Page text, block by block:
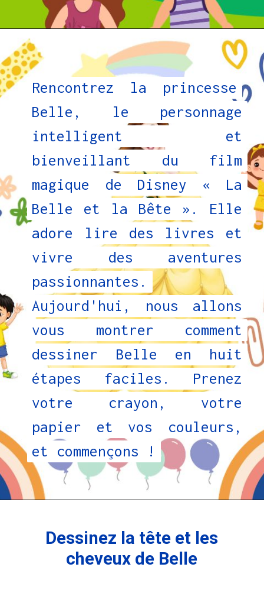
Rencontrez la princesse
Belle, le personnage
intelligent et
bienveillant du film
magique de Disney « La
Belle et la Bête ». Elle
adore lire des livres et
vivre des aventures
passionnantes.
Aujourd'hui, nous allons
vous montrer comment
dessiner Belle en huit
étapes faciles. Prenez
votre crayon, votre
papier et vos couleurs,
et commençons !
Rencontrez la princesse
Belle, le personnage
intelligent et
bienveillant du film
magique de Disney « La
Belle et la Bête ». Elle
adore lire des livres et
vivre des aventures
passionnantes.
Aujourd'hui, nous allons
vous montrer comment
dessiner Belle en huit
étapes faciles. Prenez
votre crayon, votre
papier et vos couleurs,
et commençons !
Dessinez la tête et les
cheveux de Belle